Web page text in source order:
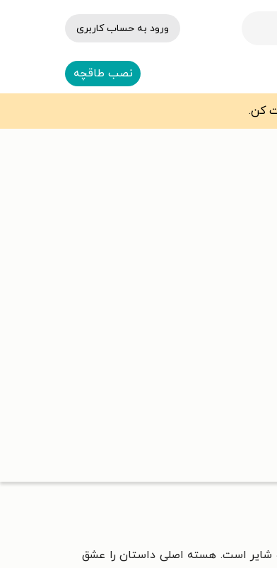
ورود به حساب کاربری
نصب طاقچه
شایر است. هسته اصلی داستان را عشق